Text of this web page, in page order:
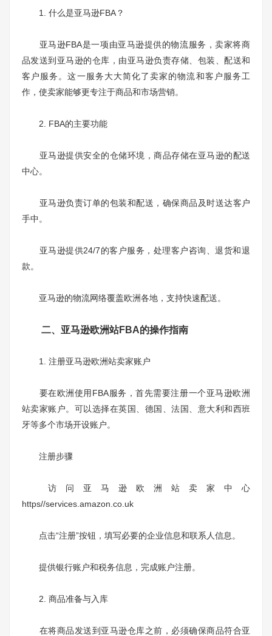
1. 什么是亚马逊FBA？
亚马逊FBA是一项由亚马逊提供的物流服务，卖家将商
品发送到亚马逊的仓库，由亚马逊负责存储、包装、配送和
客户服务。这一服务大大简化了卖家的物流和客户服务工
作，使卖家能够更专注于商品和市场营销。
2. FBA的主要功能
亚马逊提供安全的仓储环境，商品存储在亚马逊的配送
中心。
亚马逊负责订单的包装和配送，确保商品及时送达客户
手中。
亚马逊提供24/7的客户服务，处理客户咨询、退货和退
款。
亚马逊的物流网络覆盖欧洲各地，支持快速配送。
二、亚马逊欧洲站FBA的操作指南
1. 注册亚马逊欧洲站卖家账户
要在欧洲使用FBA服务，首先需要注册一个亚马逊欧洲
站卖家账户。可以选择在英国、德国、法国、意大利和西班
牙等多个市场开设账户。
注册步骤
访问亚马逊欧洲站卖家中心
https//services.amazon.co.uk
点击“注册”按钮，填写必要的企业信息和联系人信息。
提供银行账户和税务信息，完成账户注册。
2. 商品准备与入库
在将商品发送到亚马逊仓库之前，必须确保商品符合亚